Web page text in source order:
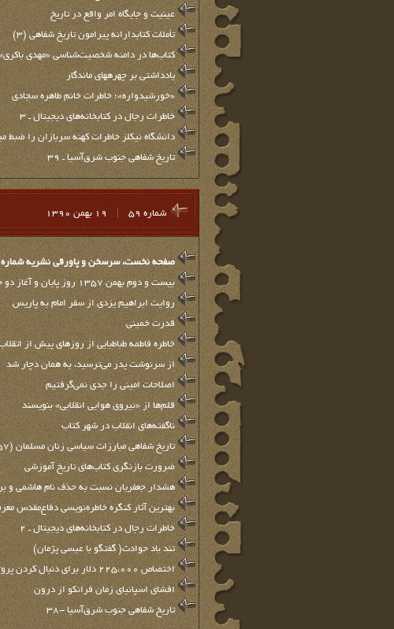
عینیت و جایگاه امر واقع در تاریخ
تأملات کتابدارانه پیرامون تاریخ شفاهی (3)
كتاب‌ها در دامنه شخصیت‌شناسی «مهدی
یادداشتی بر چهره‏های ماندگار
«خورشیدواره»؛ خاطرات خانم طاهره سجادی
خاطرات رجال در کتابخانه‌های دیجیتال ـ 3
دانشگاه نیکلز خاطرات کهنه سربازان را ضبط
تاريخ شفاهي جنوب شرق‌آسيا ـ 39
شماره 59
صفحه نخست، سرسخن و پاورقي نشريه شماره 59
بیست و دوم بهمن 1357 روز پایان و آغاز دو حکومت
روایت ابراهیم یزدی از سفر امام به پاریس
قدرت خمینی
خاطره فاطمه طباطبایی از روزهای پیش از
از سرنوشت پدر می‌ترسید، به همان دچار شد
اصلاحات امینی را جدی نمی‌گرفتیم
قلم‌ها از «نيروي هوايي انقلابي» بنويسند
ناگفته‌های انقلاب در شهر کتاب
تاریخ شفاهی مبارزات سیاسی زنان مسلمان (57-42)
ضرورت بازنگری کتاب‌های تاریخ آموزشی
هشدار جعفریان نسبت به حذف نام هاشمی و
بهترين آثار كنگره خاطره‌نويسي دفاع‌مقدس
خاطرات رجال در کتابخانه‌های دیجیتال ـ 2
تند باد حوادث( گفتگو با عیسی پژمان)
اختصاص 225،000 دلار برای دنبال کردن پروژه تاریخ شفاهی پرواز 93
افشای اسپانیای زمان فرانکو از درون
تاريخ شفاهي جنوب شرق‌آسيا -38